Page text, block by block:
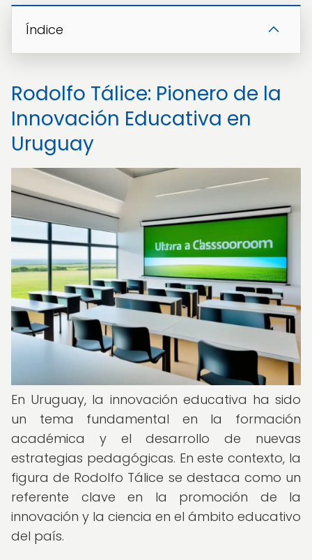
Índice
Rodolfo Tálice: Pionero de la
Innovación Educativa en
Uruguay
En Uruguay, la innovación educativa ha sido
un tema fundamental en la formación
académica y el desarrollo de nuevas
estrategias pedagógicas. En este contexto, la
figura de Rodolfo Tálice se destaca como un
referente clave en la promoción de la
innovación y la ciencia en el ámbito educativo
del país.